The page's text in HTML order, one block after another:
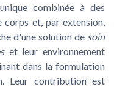
combinée à des
corps et, par extension,
d'une solution de soin
et leur environnement
dans la formulation
. Leur contribution est